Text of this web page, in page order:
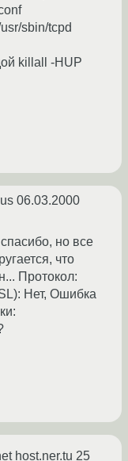
sbin/tcpd
killall -HUP
06.03.2000
но все
что
Протокол:
Нет, Ошибка
host.ner.tu 25